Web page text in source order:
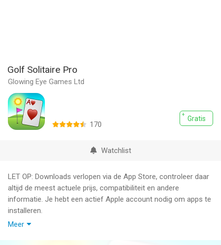
Golf Solitaire Pro
Glowing Eye Games Ltd
Gratis
170
Watchlist
LET OP: Downloads verlopen via de App Store, controleer daar
altijd de meest actuele prijs, compatibiliteit en andere
informatie. Je hebt een actief Apple account nodig om apps te
installeren.
Meer